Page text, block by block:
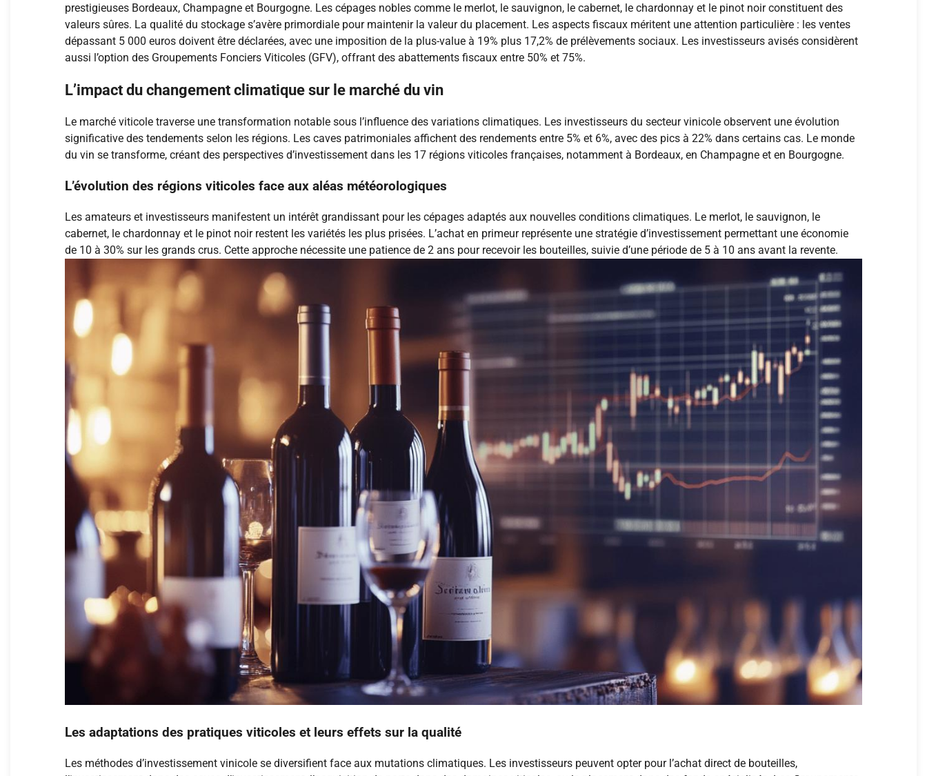
prestigieuses Bordeaux, Champagne et Bourgogne. Les cépages nobles comme le merlot, le sauvignon, le cabernet, le chardonnay et le pinot noir constituent des
valeurs sûres. La qualité du stockage s’avère primordiale pour maintenir la valeur du placement. Les aspects fiscaux méritent une attention particulière : les ventes
dépassant 5 000 euros doivent être déclarées, avec une imposition de la plus-value à 19% plus 17,2% de prélèvements sociaux. Les investisseurs avisés considèrent
aussi l’option des Groupements Fonciers Viticoles (GFV), offrant des abattements fiscaux entre 50% et 75%.
L’impact du changement climatique sur le marché du vin
Le marché viticole traverse une transformation notable sous l’influence des variations climatiques. Les investisseurs du secteur vinicole observent une évolution
significative des tendements selon les régions. Les caves patrimoniales affichent des rendements entre 5% et 6%, avec des pics à 22% dans certains cas. Le monde
du vin se transforme, créant des perspectives d’investissement dans les 17 régions viticoles françaises, notamment à Bordeaux, en Champagne et en Bourgogne.
L’évolution des régions viticoles face aux aléas météorologiques
Les amateurs et investisseurs manifestent un intérêt grandissant pour les cépages adaptés aux nouvelles conditions climatiques. Le merlot, le sauvignon, le
cabernet, le chardonnay et le pinot noir restent les variétés les plus prisées. L’achat en primeur représente une stratégie d’investissement permettant une économie
de 10 à 30% sur les grands crus. Cette approche nécessite une patience de 2 ans pour recevoir les bouteilles, suivie d’une période de 5 à 10 ans avant la revente.
Les adaptations des pratiques viticoles et leurs effets sur la qualité
Les méthodes d’investissement vinicole se diversifient face aux mutations climatiques. Les investisseurs peuvent opter pour l’achat direct de bouteilles,